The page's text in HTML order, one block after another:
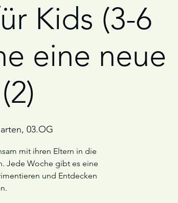
Kids (3-6
eine neue
03.OG
mit ihren Eltern in die
Jede Woche gibt es eine
und Entdecken